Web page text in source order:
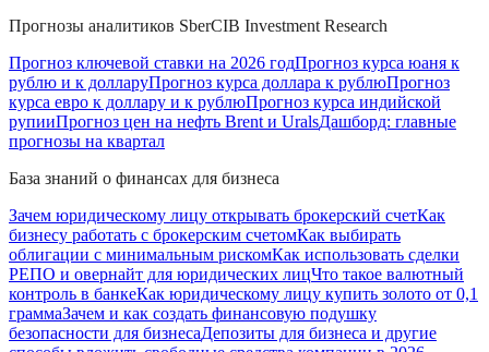
Прогнозы аналитиков SberCIB Investment Research
Прогноз ключевой ставки на 2026 годПрогноз курса юаня к
рублю и к долларуПрогноз курса доллара к рублюПрогноз
курса евро к доллару и к рублюПрогноз курса индийской
рупииПрогноз цен на нефть Brent и UralsДашборд: главные
прогнозы на квартал
База знаний о финансах для бизнеса
Зачем юридическому лицу открывать брокерский счетКак
бизнесу работать с брокерским счетомКак выбирать
облигации с минимальным рискомКак использовать сделки
РЕПО и овернайт для юридических лицЧто такое валютный
контроль в банкеКак юридическому лицу купить золото от 0,1
граммаЗачем и как создать финансовую подушку
безопасности для бизнесаДепозиты для бизнеса и другие